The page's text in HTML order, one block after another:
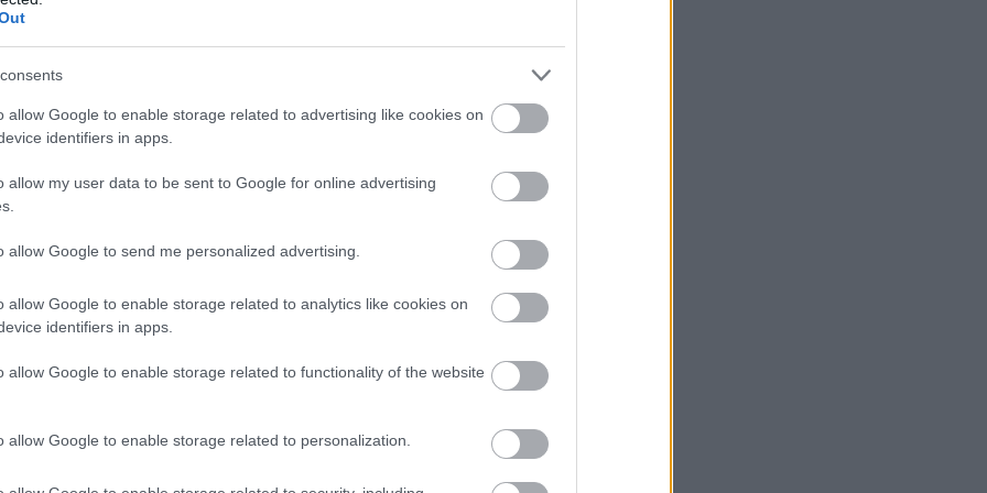
allow Google to enable storage related to advertising like cookies on
identifiers in apps.
allow my user data to be sent to Google for online advertising
allow Google to send me personalized advertising.
allow Google to enable storage related to analytics like cookies on
identifiers in apps.
allow Google to enable storage related to functionality of the website
allow Google to enable storage related to personalization.
ταινιών
όταν έχεις δει τα δύο (κινηματογραφικά)
Η τριλογία του
ανθρώπων της. Η οικογένειαΚορλεόνε, παρά τα
δυνατή και με μια αφοπλιστική
του ίδιου νομίσματος, αλλά πιο βρόμικη, πιο
σκληρούς, γεμάτους εξουσία, γκάνγκστερ,
μαφιόζοι δεν σταματάνε να «δουλεύουν» για
τον φόβο-σεβασμό τους. Όσο το φιλμ
η αδίστακτη πρακτική της παρέας των
ξεδιάντροπα αληθινή και είναι αυτή που μαζί